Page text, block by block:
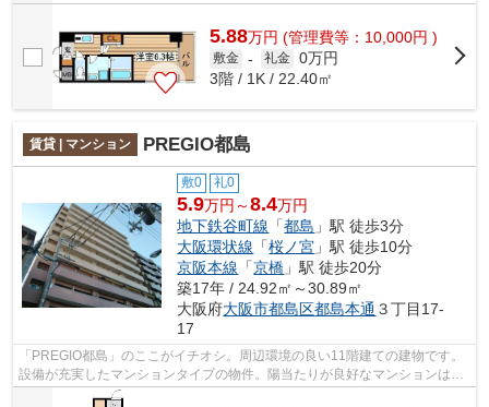
5.88万円 (管理費等：10,000円 )
敷金 - 礼金 0万円
3階 / 1K / 22.40㎡
賃貸 | マンション PREGIO都島
敷0 礼0
5.9万円～8.4万円
地下鉄谷町線 「都島 」駅 徒歩3分
大阪環状線 「桜ノ宮 」駅 徒歩10分
京阪本線 「京橋 」駅 徒歩20分
築17年 / 24.92㎡～30.89㎡
大阪府大阪市都島区都島本通 ３丁目17-
17
「PREGIO都島」のここがイチオシ。周辺環境の良い11階建ての建物です。
設備が充実したマンションタイプの物件。陽当たりが良好なマンションは梅
雨時期の湿気もたまりにくい条件となっ...